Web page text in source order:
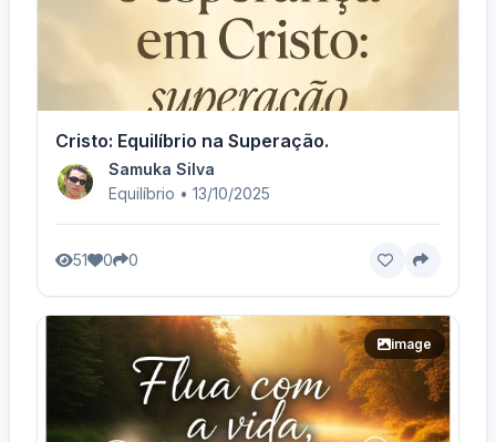
Cristo: Equilíbrio na Superação.
Samuka Silva
Equilíbrio • 13/10/2025
51 0 0
image